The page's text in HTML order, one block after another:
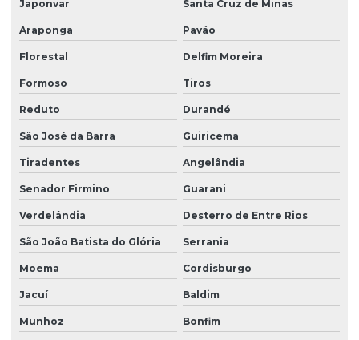
Japonvar Santa Cruz de Minas
Araponga Pavão
Florestal Delfim Moreira
Formoso Tiros
Reduto Durandé
São José da Barra Guiricema
Tiradentes Angelândia
Senador Firmino Guarani
Verdelândia Desterro de Entre Rios
São João Batista do Glória Serrania
Moema Cordisburgo
Jacuí Baldim
Munhoz Bonfim